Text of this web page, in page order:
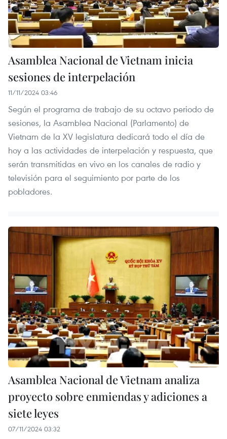
Asamblea Nacional de Vietnam inicia
sesiones de interpelación
11/11/2024 03:46
Según el programa de trabajo de su octavo periodo de
sesiones, la Asamblea Nacional (Parlamento) de
Vietnam de la XV legislatura dedicará todo el día de
hoy a las actividades de interpelación y respuesta, que
serán transmitidas en vivo en los canales de radio y
televisión para el seguimiento por parte de los
pobladores.
Asamblea Nacional de Vietnam analiza
proyecto sobre enmiendas y adiciones a
siete leyes
07/11/2024 03:32